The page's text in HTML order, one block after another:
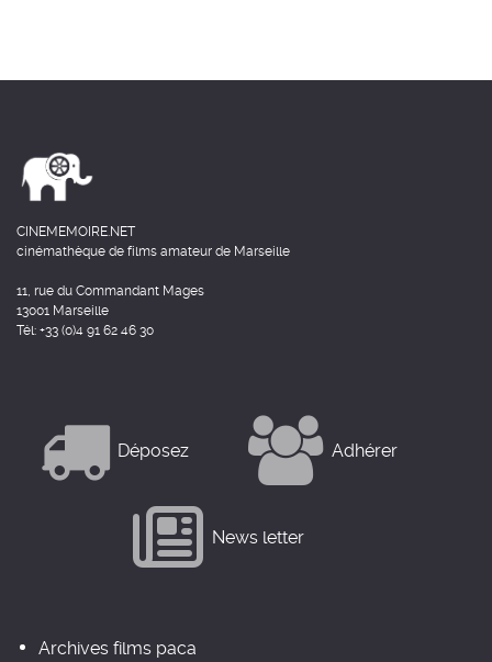
CINEMEMOIRE.NET
cinémathèque de films amateur de Marseille
11, rue du Commandant Mages
13001 Marseille
Tél: +33 (0)4 91 62 46 30
Déposez Adhérer
News letter
Archives films paca